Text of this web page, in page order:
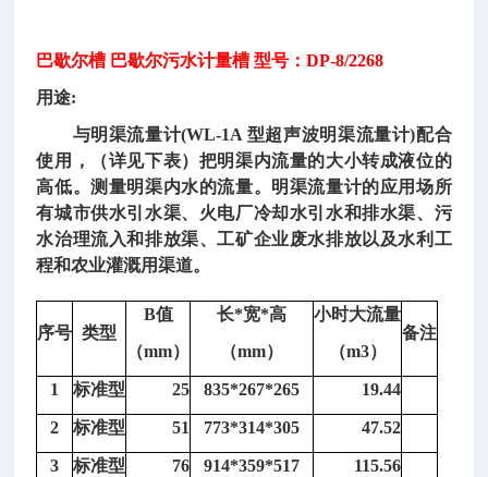
巴歇尔槽 巴歇尔污水计量槽 型号：DP-8/2268
用途:
与明渠流量计(WL-1A 型超声波明渠流量计)配合
使用，（详见下表）把明渠内流量的大小转成液位的
高低。测量明渠内水的流量。明渠流量计的应用场所
有城市供水引水渠、火电厂冷却水引水和排水渠、污
水治理流入和排放渠、工矿企业废水排放以及水利工
程和农业灌溉用渠道。
序号 类型
B值
（mm）
长*宽*高
（mm）
小时大流量
（m3）
备注
1 标准型 25 835*267*265 19.44
2 标准型 51 773*314*305 47.52
3 标准型 76 914*359*517 115.56